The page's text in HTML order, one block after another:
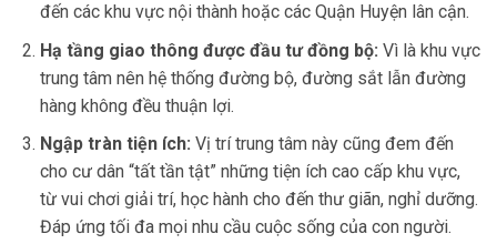
đến các khu vực nội thành hoặc các Quận Huyện lân cận.
Hạ tầng giao thông được đầu tư đồng bộ: Vì là khu vực
trung tâm nên hệ thống đường bộ, đường sắt lẫn đường
hàng không đều thuận lợi.
Ngập tràn tiện ích: Vị trí trung tâm này cũng đem đến
cho cư dân “tất tần tật” những tiện ích cao cấp khu vực,
từ vui chơi giải trí, học hành cho đến thư giãn, nghỉ dưỡng.
Đáp ứng tối đa mọi nhu cầu cuộc sống của con người.